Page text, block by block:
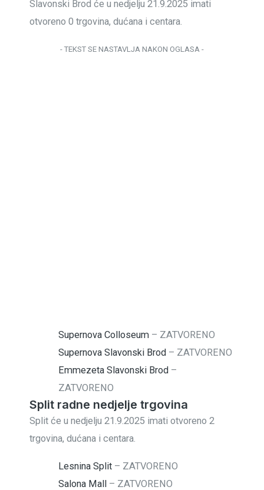
Slavonski Brod će u nedjelju 21.9.2025 imati
otvoreno 0 trgovina, dućana i centara.
- TEKST SE NASTAVLJA NAKON OGLASA -
Supernova Colloseum – ZATVORENO
Supernova Slavonski Brod – ZATVORENO
Emmezeta Slavonski Brod –
ZATVORENO
Split radne nedjelje trgovina
Split će u nedjelju 21.9.2025 imati otvoreno 2
trgovina, dućana i centara.
Lesnina Split – ZATVORENO
Salona Mall – ZATVORENO